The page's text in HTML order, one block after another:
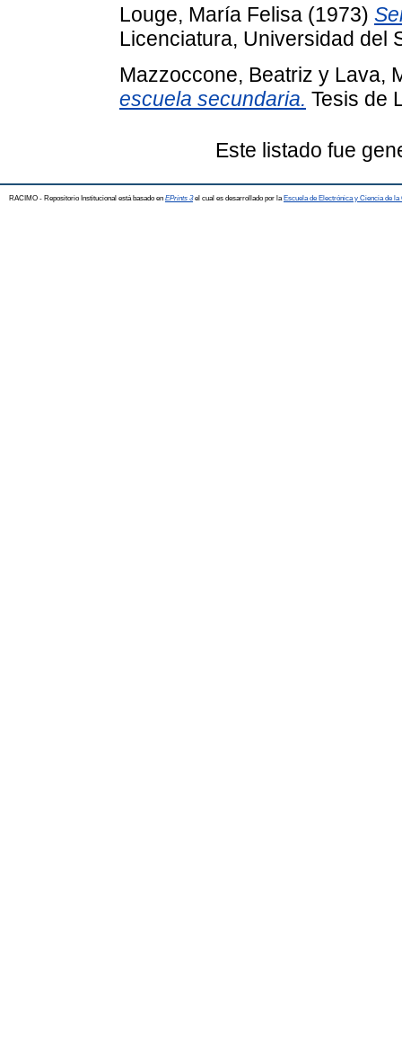
Louge, María Felisa (1973)
Licenciatura, Universidad del
Mazzoccone, Beatriz y Lava,
escuela secundaria. Tesis de
Este listado fue
RACIMO - Repositorio Institucional está basado en EPrints 3el cual es desarrollado por la Escuela de Electrónica y Ciencia de la